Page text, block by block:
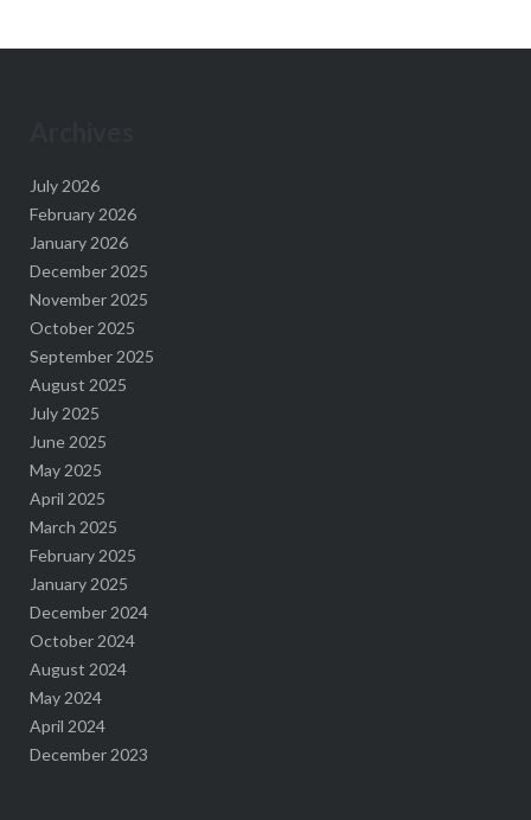
July 2026
February 2026
January 2026
December 2025
November 2025
October 2025
September 2025
August 2025
July 2025
June 2025
May 2025
April 2025
March 2025
February 2025
January 2025
December 2024
October 2024
August 2024
May 2024
April 2024
December 2023